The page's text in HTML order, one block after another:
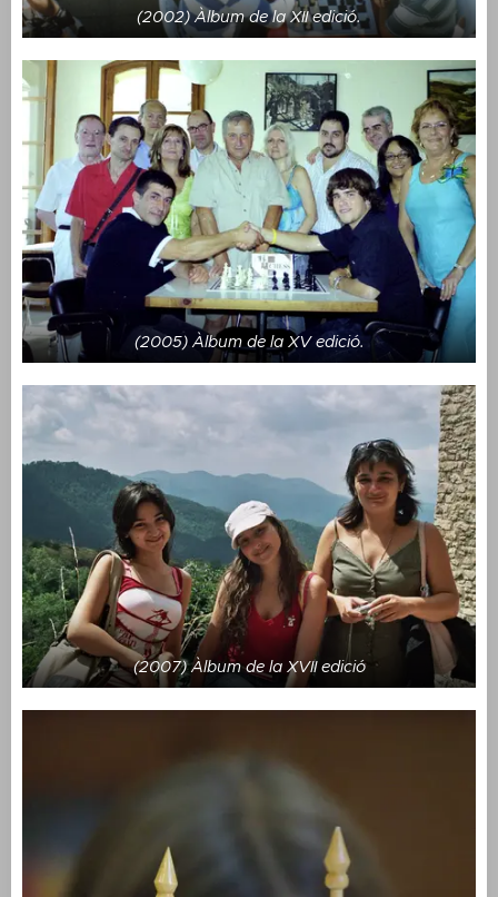
(2002) Àlbum de la XII edició.
(2005) Àlbum de la XV edició.
(2007) Àlbum de la XVII edició